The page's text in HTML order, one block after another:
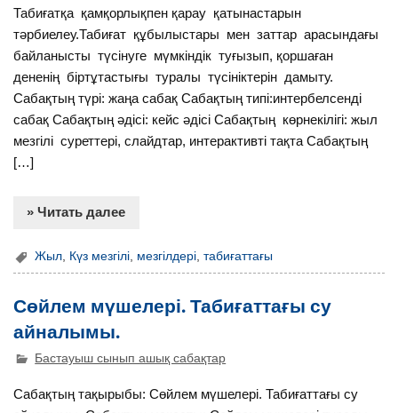
Табиғатқа қамқорлықпен қарау қатынастарын
тәрбиелеу.Табиғат құбылыстары мен заттар арасындағы
байланысты түсінуге мүмкіндік туғызып, қоршаған
дененің біртұтастығы туралы түсініктерін дамыту.
Сабақтың түрі: жаңа сабақ Сабақтың типі:интербелсенді
сабақ Сабақтың әдісі: кейс әдісі Сабақтың көрнекілігі: жыл
мезгілі суреттері, слайдтар, интерактивті тақта Сабақтың
[…]
» Читать далее
Жыл Күз мезгілі мезгілдері ,табиғаттағы
Сөйлем мүшелері. Табиғаттағы су
айналымы.
Бастауыш сынып ашық сабақтар
Сабақтың тақырыбы: Сөйлем мүшелері. Табиғаттағы су